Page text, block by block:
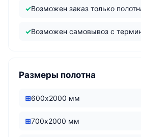
Возможен заказ только
Возможен самовывоз с
Размеры полотна
600х2000 мм
700х2000 мм